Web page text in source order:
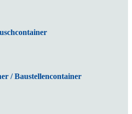
/ Baustellencontainer